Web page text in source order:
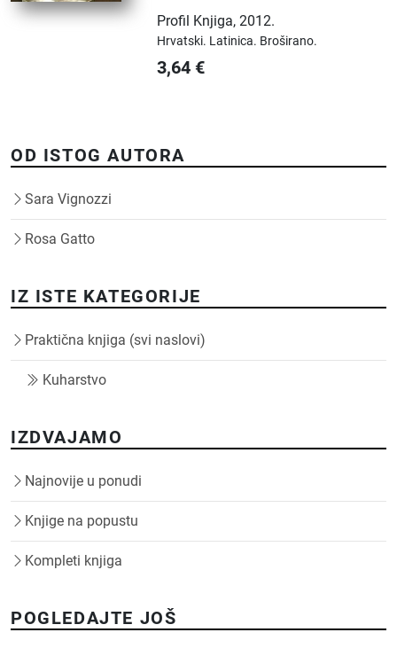
Profil Knjiga,2012.
Hrvatski. Latinica. Broširano.
3,64 €
OD ISTOG AUTORA
Sara Vignozzi
Rosa Gatto
IZ ISTE KATEGORIJE
Praktična knjiga (svi naslovi)
Kuharstvo
IZDVAJAMO
Najnovije u ponudi
Knjige na popustu
Kompleti knjiga
POGLEDAJTE JOŠ